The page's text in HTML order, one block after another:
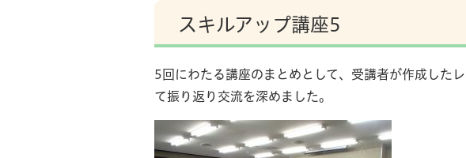
スキルアップ講座5
5回にわたる講座のまとめとして、受講者が作成した
て振り返り交流を深めました。